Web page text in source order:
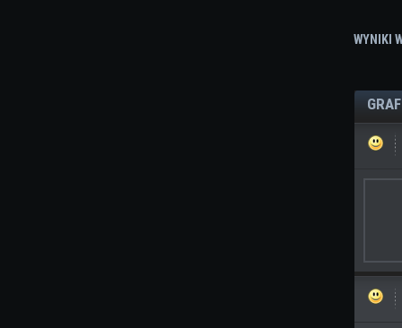
WYNIKI